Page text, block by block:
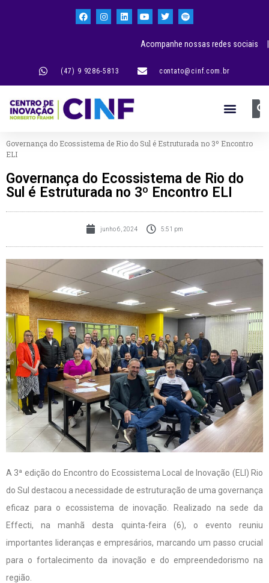
(47) 9 9286-5813 contato@cinf.com.br
Acompanhe nossas redes sociais |
Governança do Ecossistema de Rio do Sul é Estruturada no 3º Encontro
ELI
Governança do Ecossistema de Rio do
Sul é Estruturada no 3º Encontro ELI
junho 6, 2024 5:51 pm
A 3ª edição do Encontro do Ecossistema Local de Inovação (ELI) Rio
do Sul destacou a necessidade de estruturação de uma governança
eficaz para o ecossistema de inovação. Realizado na sede da
Effecti, na manhã desta quinta-feira (6), o evento reuniu
importantes lideranças e empresários, marcando um passo crucial
para o fortalecimento da inovação e do empreendedorismo na
região.